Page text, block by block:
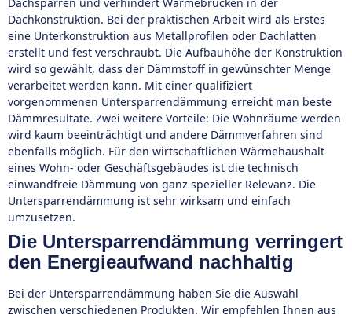
Dachkonstruktion. Bei der praktischen Arbeit wird als Erstes
eine Unterkonstruktion aus Metallprofilen oder Dachlatten
erstellt und fest verschraubt. Die Aufbauhöhe der Konstruktion
wird so gewählt, dass der Dämmstoff in gewünschter Menge
verarbeitet werden kann. Mit einer qualifiziert
vorgenommenen Untersparrendämmung erreicht man beste
Dämmresultate. Zwei weitere Vorteile: Die Wohnräume werden
wird kaum beeinträchtigt und andere Dämmverfahren sind
ebenfalls möglich. Für den wirtschaftlichen Wärmehaushalt
eines Wohn- oder Geschäftsgebäudes ist die technisch
einwandfreie Dämmung von ganz spezieller Relevanz. Die
Untersparrendämmung ist sehr wirksam und einfach
umzusetzen.
Die Untersparrendämmung verringert
den Energieaufwand nachhaltig
Bei der Untersparrendämmung haben Sie die Auswahl
zwischen verschiedenen Produkten. Wir empfehlen Ihnen aus